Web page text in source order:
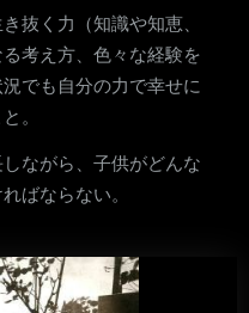
抜く力（知識や知恵、
考え方、色々な経験を
でも自分の力で幸せに
。
ながら、子供がどんな
ばならない。